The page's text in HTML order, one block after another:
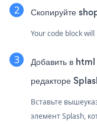
Скопируйте
Your code block
Добавить в html
редакторе
Вставьте
элемент Splash,